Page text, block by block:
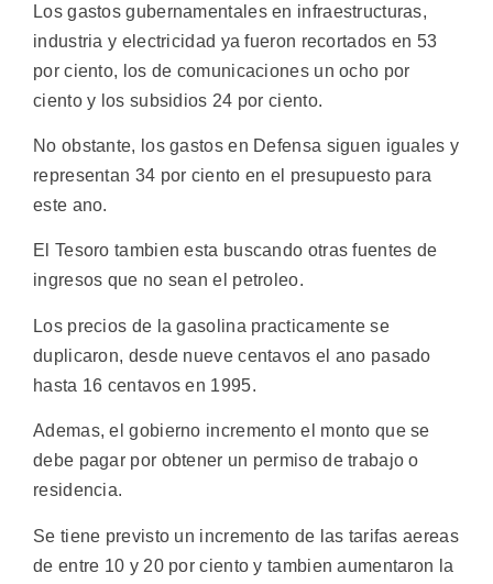
Los gastos gubernamentales en infraestructuras,
industria y electricidad ya fueron recortados en 53
por ciento, los de comunicaciones un ocho por
ciento y los subsidios 24 por ciento.
No obstante, los gastos en Defensa siguen iguales y
representan 34 por ciento en el presupuesto para
este ano.
El Tesoro tambien esta buscando otras fuentes de
ingresos que no sean el petroleo.
Los precios de la gasolina practicamente se
duplicaron, desde nueve centavos el ano pasado
hasta 16 centavos en 1995.
Ademas, el gobierno incremento el monto que se
debe pagar por obtener un permiso de trabajo o
residencia.
Se tiene previsto un incremento de las tarifas aereas
de entre 10 y 20 por ciento y tambien aumentaron la